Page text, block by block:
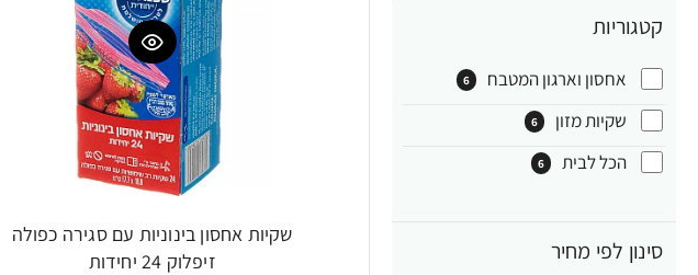
קטגוריות
אחסון וארגון המטבח 6
שקיות מזון 6
הכל לבית 6
סינון לפי מחיר
שקיות אחסון בינוניות עם סגירה כפולה
זיפלוק 24 יחידות